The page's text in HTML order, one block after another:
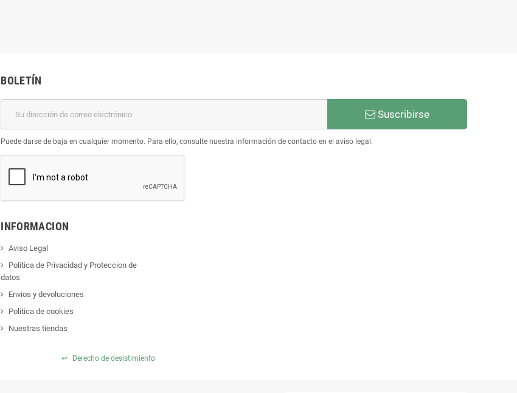
BOLETÍN
Suscribirse
Puede darse de baja en cualquier momento. Para ello, consulte nuestra información de contacto en el aviso legal.
INFORMACION
Aviso Legal
Politica de Privacidad y Proteccion de
datos
Envios y devoluciones
Politica de cookies
Nuestras tiendas
↩ Derecho de desistimiento